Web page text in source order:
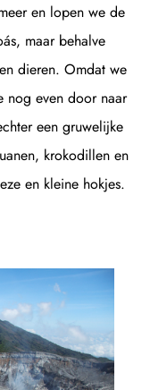
en lopen we de
maar behalve
dieren. Omdat we
nog even door naar
een gruwelijke
krokodillen en
en kleine hokjes.